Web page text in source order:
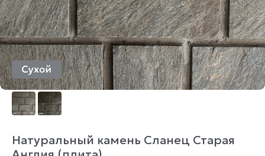
Натуральный камень Сланец Старая